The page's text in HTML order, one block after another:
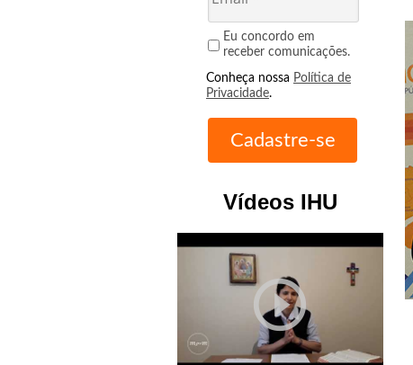
Eu concordo em
receber comunicações.
Conheça nossa Política de
Privacidade.
Vídeos IHU
play_circle_outline